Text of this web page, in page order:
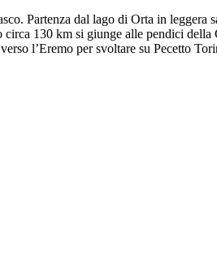
Partenza dal lago di Orta in leggera
130 km si giunge alle pendici
l’Eremo per svoltare su Pecetto